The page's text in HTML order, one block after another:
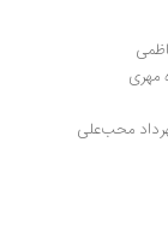
نگاهی به فصل برهنگی؛ کریم نصر در گفت‌وگو با مهرداد محب‌علی